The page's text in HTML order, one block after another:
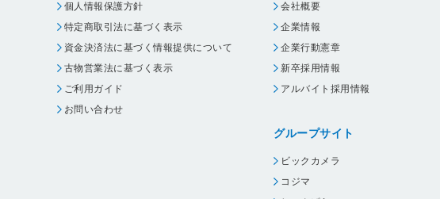
個人情報保護方針
特定商取引法に基づく表示
資金決済法に基づく情報提供について
古物営業法に基づく表示
ご利用ガイド
お問い合わせ
会社概要
企業情報
企業行動憲章
新卒採用情報
アルバイト採用情報
グループサイト
ビックカメラ
コジマ